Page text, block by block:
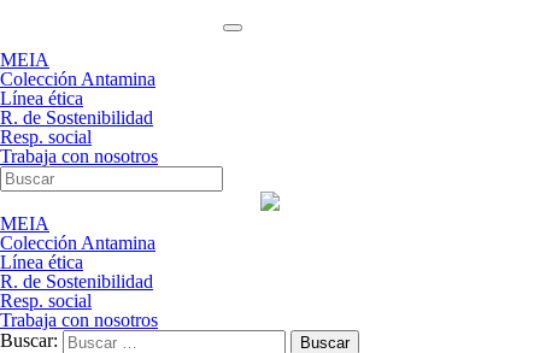
MEIA
Colección Antamina
Línea ética
R. de Sostenibilidad
Resp. social
Trabaja con nosotros
MEIA
Colección Antamina
Línea ética
R. de Sostenibilidad
Resp. social
Trabaja con nosotros
Buscar: